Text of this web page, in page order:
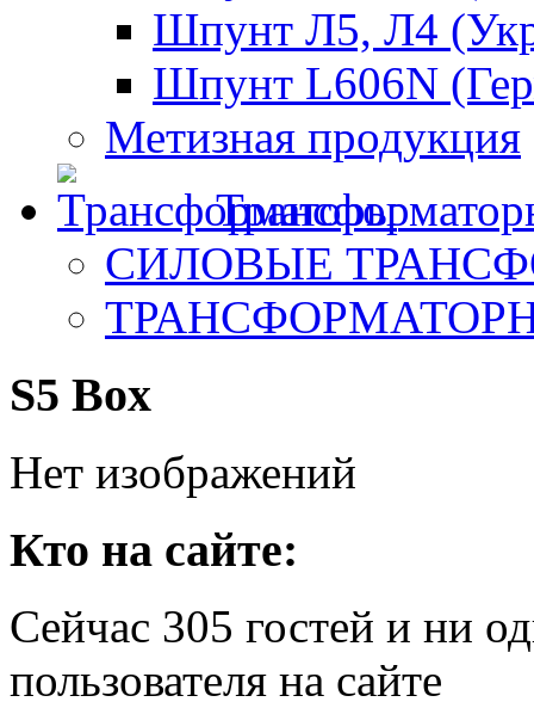
Шпунт Л5, Л4
Шпунт L606N
Метизная продукция
СИЛОВЫЕ
S5 Box
Нет изображений
Кто на сайте:
Сейчас 305 гостей и ни
пользователя на сайте